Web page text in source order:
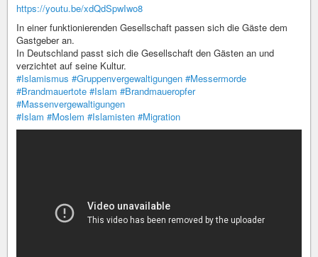
https://youtu.be/xdQdSpwIwo8
In einer funktionierenden Gesellschaft passen sich die Gäste dem
Gastgeber an.
In Deutschland passt sich die Gesellschaft den Gästen an und
verzichtet auf seine Kultur.
#Islamismus #Gruppenvergewaltigungen #Messermorde
#Brandmauertote #Islam #Brandmaueropfer
#Massenvergewaltigungen
#Islam #Moslem #Islamisten #Migration